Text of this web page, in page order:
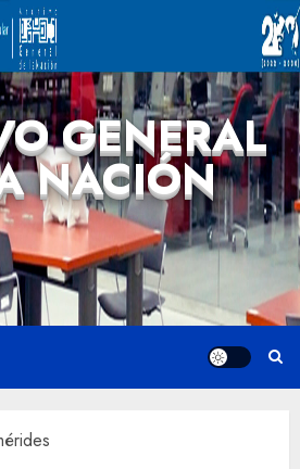
GENERAL
NACIÓN